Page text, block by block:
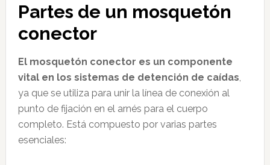
Partes de un mosquetón
conector
El mosquetón conector es un componente
vital en los sistemas de detención de caídas,
ya que se utiliza para unir la línea de conexión al
punto de fijación en el arnés para el cuerpo
completo. Está compuesto por varias partes
esenciales: